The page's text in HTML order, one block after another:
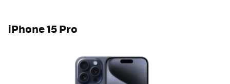
iPhone 15 Pro